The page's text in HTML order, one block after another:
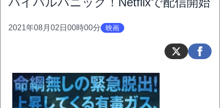
2021年08月02日00時00分 映画